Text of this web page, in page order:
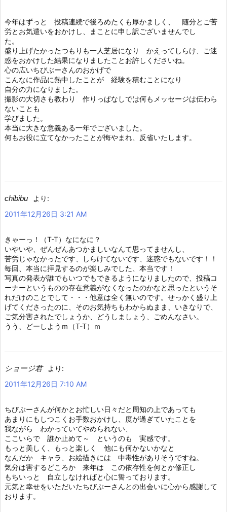
今年はずっと 投稿連続で後ろめたくも厚かましく、 随分とご苦
労とお気遣いをおかけし、まことに申し訳ございませんでし
た。
盛り上げたかったつもりも一人芝居になり かえってしらけ、ご迷
惑をおかけした結果になりましたことお許しくださいね。
心の広いちびぶーさんのおかげで
こんなに作品に熱中したことが 経験を積むことになり
自分の力になりました。
撮影の大切さも教わり 作りっぱなしでは何もメッセージは伝わら
ないことも
学びました。
本当に大きな意義ある一年でございました。
何もお役に立てなかったことが悔やまれ、反省いたします。
chibibu
より:
2011年12月26日 3:21 AM
きゃーっ！（T-T）なになに？
いやいや、ぜんぜんあつかましいなんて思ってませんし、
苦労じゃなかったです、しらけてないです、迷惑でもないです！！
毎回、本当に拝見するのが楽しみでした、本当です！
写真の発表が誰でもいつでもできるようになりましたので、投稿コ
ーナーというものの存在意義がなくなったのかなと思ったというそ
れだけのことでして・・・他意は全く無いのです。せっかく盛り上
げてくださったのに、そのお気持ちもわからぬまま、いきなりで、
ご気分害されたでしょうか、どうしましょう、ごめんなさい。
うう、どーしようｍ（T-T）ｍ
ショージ君
より:
2011年12月26日 7:10 AM
ちびぶーさんが何かとお忙しい日々だと周知の上であっても
あまりにもしつこくお手数おかけし、度が過ぎていたことを
我ながら わかっていてやめられない、
ここいらで 誰か止めて～ というのも 実感です。
もっと美しく、もっと楽しく 他にも何かないかなと
なんだか キャラ、お絵描きには 中毒性がありそうですね。
気分は害するどころか 来年は この依存性を何とか修正し
もちいっと 自立しなければと心に誓っております。
元気と幸せをいただいたちびぶーさんとの出会いに心から感謝して
おります。